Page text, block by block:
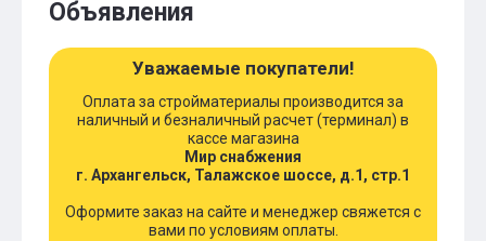
Объявления
Уважаемые покупатели!
Оплата за стройматериалы производится за
наличный и безналичный расчет (терминал) в
кассе магазина
Мир снабжения
г. Архангельск, Талажское шоссе, д.1, стр.1
Оформите заказ на сайте и менеджер свяжется с
вами по условиям оплаты.